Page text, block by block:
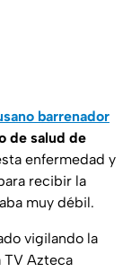
barrenador
de salud de
enfermedad y
recibir la
muy débil.
vigilando la
TV Azteca